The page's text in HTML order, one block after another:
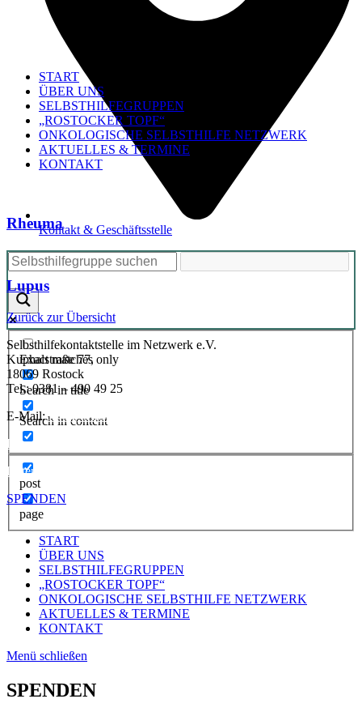
Kontakt & Geschäftsstelle
Exact matches only
Search in title
Search in content
post
page
START
ÜBER UNS
SELBSTHILFEGRUPPEN
„ROSTOCKER TOPF“
ONKOLOGISCHE SELBSTHILFE NETZWERK
AKTUELLES & TERMINE
KONTAKT
Rheuma
Lupus
Zurück zur Übersicht
Selbsthilfekontaktstelle im Netzwerk e.V.
Kuphalstraße 77,
18069 Rostock
Tel.: 0381 – 490 49 25
E-Mail: info@selbsthilfe-rostock.de
Impressum
Datenschutzerklärung
SPENDEN
START
ÜBER UNS
SELBSTHILFEGRUPPEN
„ROSTOCKER TOPF“
ONKOLOGISCHE SELBSTHILFE NETZWERK
AKTUELLES & TERMINE
KONTAKT
Menü schließen
SPENDEN